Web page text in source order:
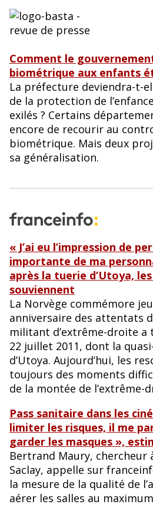
Comment le
biométrique aux enfants
La préfecture deviendra-t-
de la protection de
exilés ? Certains
encore de recourir au
biométrique. Mais deux
sa généralisation.
« J’ai eu l’impression de
importante de ma
après la tuerie d’Utoya,
souviennent
La Norvège commémore
anniversaire des attentats
militant d’extrême-droite a
22 juillet 2011, dont la
d’Utoya. Aujourd’hui, les
toujours des moments
de la montée de l’extrême-
Pass sanitaire dans les
limiter les risques, il me
garder les masques »,
Bertrand Maury, chercheur
Saclay, appelle sur
la mesure de la qualité de
aérer les salles au